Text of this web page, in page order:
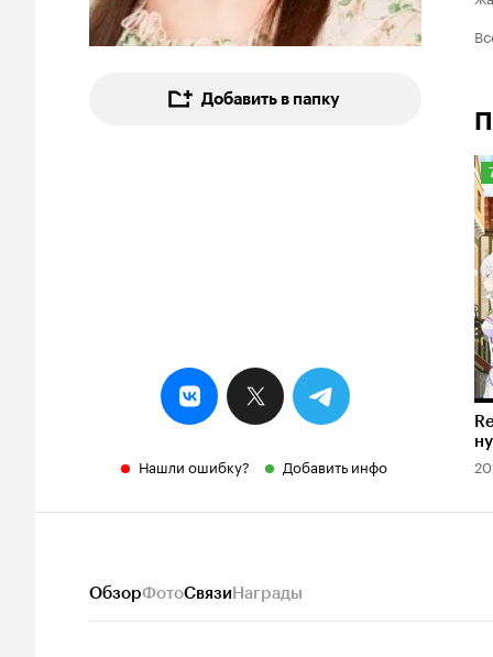
Добавить в папку
Нашли ошибку? Добавить инфо
ОбзорФотоСвязиНаграды